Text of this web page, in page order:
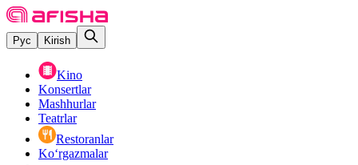
Рус Kirish
Kino
Konsertlar
Mashhurlar
Teatrlar
Restoranlar
Ko‘rgazmalar